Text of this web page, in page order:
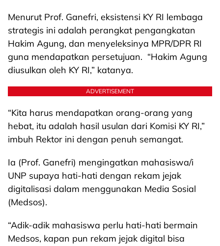
Menurut Prof. Ganefri, eksistensi KY RI lembaga
strategis ini adalah perangkat pengangkatan
Hakim Agung, dan menyeleksinya MPR/DPR RI
guna mendapatkan persetujuan. “Hakim Agung
diusulkan oleh KY RI,” katanya.
ADVERTISEMENT
“Kita harus mendapatkan orang-orang yang
hebat, itu adalah hasil usulan dari Komisi KY RI,”
imbuh Rektor ini dengan penuh semangat.
Ia (Prof. Ganefri) mengingatkan mahasiswa/i
UNP supaya hati-hati dengan rekam jejak
digitalisasi dalam menggunakan Media Sosial
(Medsos).
“Adik-adik mahasiswa perlu hati-hati bermain
Medsos, kapan pun rekam jejak digital bisa